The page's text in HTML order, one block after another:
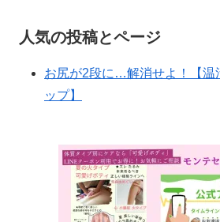
人気の投稿とページ
お尻が2段に…解消せよ！【温
ップ】